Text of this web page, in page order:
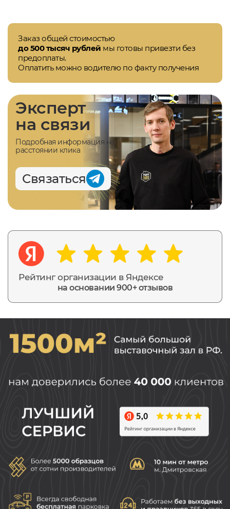
Заказ общей стоимостью
до 500 тысяч рублей мы готовы привезти без
предоплаты.
Оплатить можно водителю по факту получения
Рейтинг организации в Яндексе
на основании 900+ отзывов
Эксперт
на связи
Подробная информация на
расстоянии клика
Связаться